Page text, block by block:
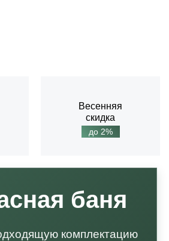
Весенняя
скидка
до 2%
баня
комплектацию